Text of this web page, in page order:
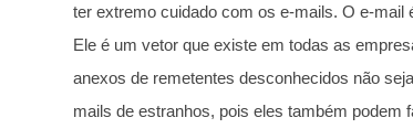
ter extremo cuidado com os e-mails. O e-
Ele é um vetor que existe em todas as
anexos de remetentes desconhecidos não
mails de estranhos, pois eles também podem